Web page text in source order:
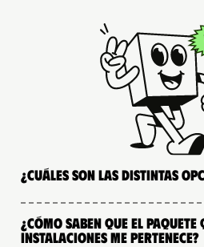
¿Cuáles son las distintas
¿Cómo saben que el
instalaciones me pertenece?